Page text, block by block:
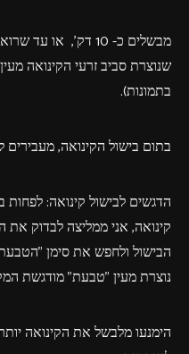
מבשלים כ- 10 דק',
שנוצרת סביב זרעי הקינואה
בתמונות).
בתום בישול הקינואה, מעבירים
הדגשים לבישול קינואה:
קינואה, אני ממליצה לבדוק
הבישול ולחפש את סימן
נוצרת מעין "טבעת" מודגשת
הימנעו מלבשל את הקינואה